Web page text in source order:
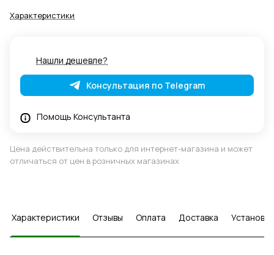
Характеристики
Нашли дешевле?
Консультация по Telegram
Помощь Консультанта
Цена действительна только для интернет-магазина и может
отличаться от цен в розничных магазинах
Характеристики Отзывы Оплата Доставка Установка